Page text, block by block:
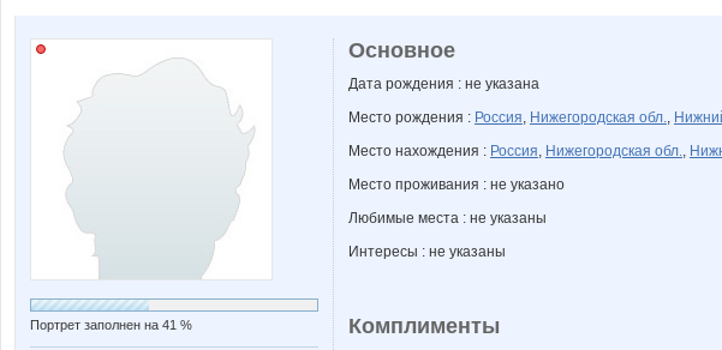
Портрет заполнен на 41 %
Основное
Дата рождения : не указана
Место рождения : Россия, Нижегородская обл.,
Место нахождения : Россия, Нижегородская обл.,
Место проживания : не указано
Любимые места : не указаны
Интересы : не указаны
Комплименты